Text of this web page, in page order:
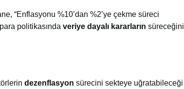
“Enflasyonu %10’dan %2’ye çekme süreci
politikasında veriye dayalı kararların süreceğini
dezenflasyon sürecini sekteye uğratabileceği